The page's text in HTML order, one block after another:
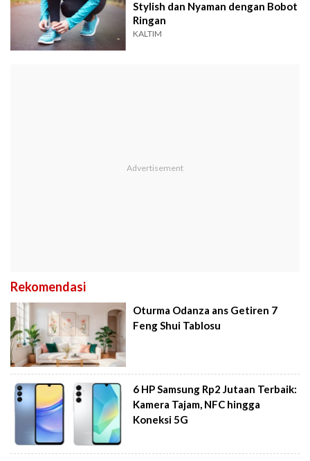
Stylish dan Nyaman dengan Bobot
Ringan
KALTIM
Rekomendasi
Oturma Odanza ans Getiren 7
Feng Shui Tablosu
6 HP Samsung Rp2 Jutaan Terbaik:
Kamera Tajam, NFC hingga
Koneksi 5G